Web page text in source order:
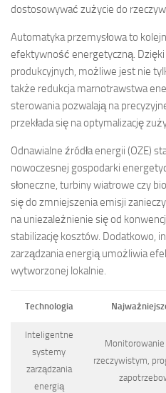
dostosowywać zużycie do
Automatyka przemysłowa to
efektywność energetyczną.
produkcyjnych, możliwe jest nie
także redukcja marnotrawstwa
sterowania pozwalają na
przekłada się na optymalizację
Odnawialne źródła energii (OZE)
nowoczesnej gospodarki
słoneczne, turbiny wiatrowe czy
się do zmniejszenia emisji
na uniezależnienie się od
stabilizację kosztów. Dodatkowo,
zarządzania energią umożliwia
wytworzonej lokalnie.
Technologia
Inteligentne
systemy
zarządzania
energią
Monitorowanie
rzeczywistym,